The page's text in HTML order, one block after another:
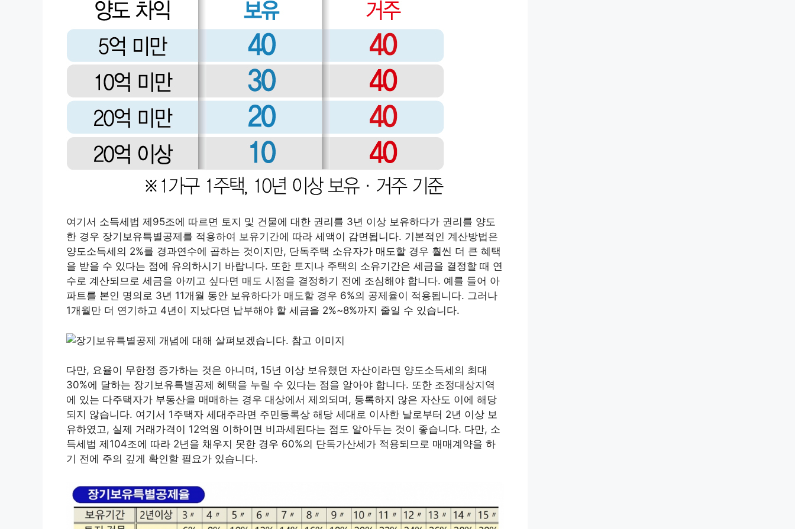
여기서 소득세법 제95조에 따르면 토지 및 건물에 대한 권리를 3년 이상 보유하다가 권리를 양도
한 경우 장기보유특별공제를 적용하여 보유기간에 따라 세액이 감면됩니다. 기본적인 계산방법은
양도소득세의 2%를 경과연수에 곱하는 것이지만, 단독주택 소유자가 매도할 경우 훨씬 더 큰 혜택
을 받을 수 있다는 점에 유의하시기 바랍니다. 또한 토지나 주택의 소유기간은 세금을 결정할 때 연
수로 계산되므로 세금을 아끼고 싶다면 매도 시점을 결정하기 전에 조심해야 합니다. 예를 들어 아
파트를 본인 명의로 3년 11개월 동안 보유하다가 매도할 경우 6%의 공제율이 적용됩니다. 그러나
1개월만 더 연기하고 4년이 지났다면 납부해야 할 세금을 2%~8%까지 줄일 수 있습니다.
다만, 요율이 무한정 증가하는 것은 아니며, 15년 이상 보유했던 자산이라면 양도소득세의 최대
30%에 달하는 장기보유특별공제 혜택을 누릴 수 있다는 점을 알아야 합니다. 또한 조정대상지역
에 있는 다주택자가 부동산을 매매하는 경우 대상에서 제외되며, 등록하지 않은 자산도 이에 해당
되지 않습니다. 여기서 1주택자 세대주라면 주민등록상 해당 세대로 이사한 날로부터 2년 이상 보
유하였고, 실제 거래가격이 12억원 이하이면 비과세된다는 점도 알아두는 것이 좋습니다. 다만, 소
득세법 제104조에 따라 2년을 채우지 못한 경우 60%의 단독가산세가 적용되므로 매매계약을 하
기 전에 주의 깊게 확인할 필요가 있습니다.